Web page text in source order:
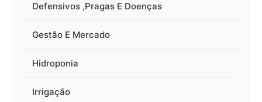
Defensivos ,Pragas E Doenças
Gestão E Mercado
Hidroponia
Irrigação